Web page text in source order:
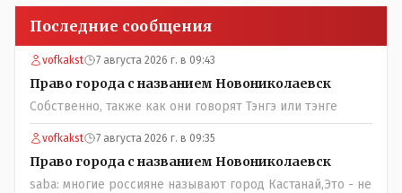
Последние сообщения
vofkakst 7 августа 2026 г. в 09:43
Право города с названием Новониколаевск
Собственно, также как они говорят Тэнгэ или тэнге
vofkakst 7 августа 2026 г. в 09:35
Право города с названием Новониколаевск
saba: многие россияне называют город Кастанай,Это - не